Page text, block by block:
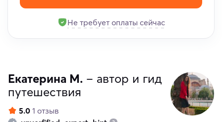
Не требует оплаты сейчас
Екатерина М. – автор и гид
путешествия
5.0 1 отзыв